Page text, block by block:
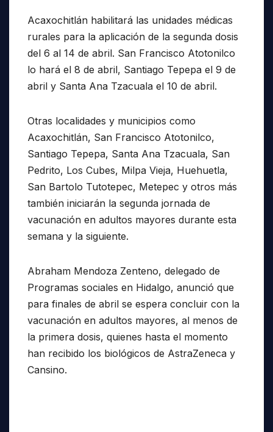
Acaxochitlán habilitará las unidades médicas
rurales para la aplicación de la segunda dosis
del 6 al 14 de abril. San Francisco Atotonilco
lo hará el 8 de abril, Santiago Tepepa el 9 de
abril y Santa Ana Tzacuala el 10 de abril.
Otras localidades y municipios como
Acaxochitlán, San Francisco Atotonilco,
Santiago Tepepa, Santa Ana Tzacuala, San
Pedrito, Los Cubes, Milpa Vieja, Huehuetla,
San Bartolo Tutotepec, Metepec y otros más
también iniciarán la segunda jornada de
vacunación en adultos mayores durante esta
semana y la siguiente.
Abraham Mendoza Zenteno, delegado de
Programas sociales en Hidalgo, anunció que
para finales de abril se espera concluir con la
vacunación en adultos mayores, al menos de
la primera dosis, quienes hasta el momento
han recibido los biológicos de AstraZeneca y
Cansino.